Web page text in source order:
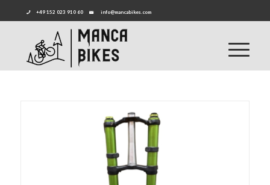
+49 152 023 910 60 info@mancabikes.com